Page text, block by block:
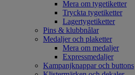
Mera om tygetiketter
Tryckta tygetiketter
Lagertygetiketter
Pins & klubbnålar
Medaljer och plaketter
Mera om medaljer
Expressmedaljer
Kampanjknappar och buttons